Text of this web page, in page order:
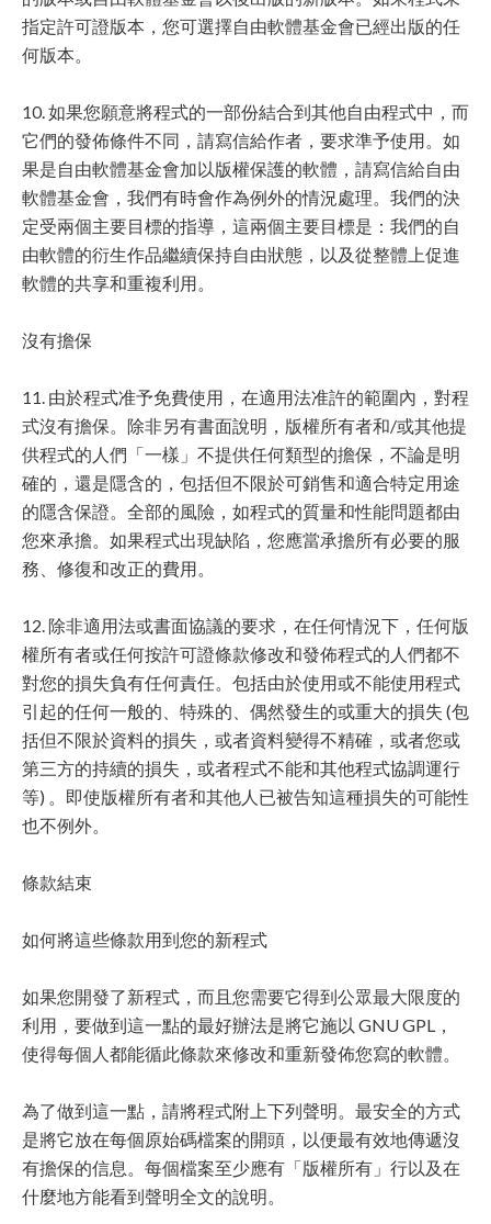
指定許可證版本，您可選擇自由軟體基金會已經出版的任
何版本。
10. 如果您願意將程式的一部份結合到其他自由程式中，而
它們的發佈條件不同，請寫信給作者，要求準予使用。如
果是自由軟體基金會加以版權保護的軟體，請寫信給自由
軟體基金會，我們有時會作為例外的情況處理。我們的決
定受兩個主要目標的指導，這兩個主要目標是：我們的自
由軟體的衍生作品繼續保持自由狀態，以及從整體上促進
軟體的共享和重複利用。
沒有擔保
11. 由於程式准予免費使用，在適用法准許的範圍內，對程
式沒有擔保。除非另有書面說明，版權所有者和/或其他提
供程式的人們「一樣」不提供任何類型的擔保，不論是明
確的，還是隱含的，包括但不限於可銷售和適合特定用途
的隱含保證。全部的風險，如程式的質量和性能問題都由
您來承擔。如果程式出現缺陷，您應當承擔所有必要的服
務、修復和改正的費用。
12. 除非適用法或書面協議的要求，在任何情況下，任何版
權所有者或任何按許可證條款修改和發佈程式的人們都不
對您的損失負有任何責任。包括由於使用或不能使用程式
引起的任何一般的、特殊的、偶然發生的或重大的損失 (包
括但不限於資料的損失，或者資料變得不精確，或者您或
第三方的持續的損失，或者程式不能和其他程式協調運行
等) 。即使版權所有者和其他人已被告知這種損失的可能性
也不例外。
條款結束
如何將這些條款用到您的新程式
如果您開發了新程式，而且您需要它得到公眾最大限度的
利用，要做到這一點的最好辦法是將它施以 GNU GPL，
使得每個人都能循此條款來修改和重新發佈您寫的軟體。
為了做到這一點，請將程式附上下列聲明。最安全的方式
是將它放在每個原始碼檔案的開頭，以便最有效地傳遞沒
有擔保的信息。每個檔案至少應有「版權所有」行以及在
什麼地方能看到聲明全文的說明。